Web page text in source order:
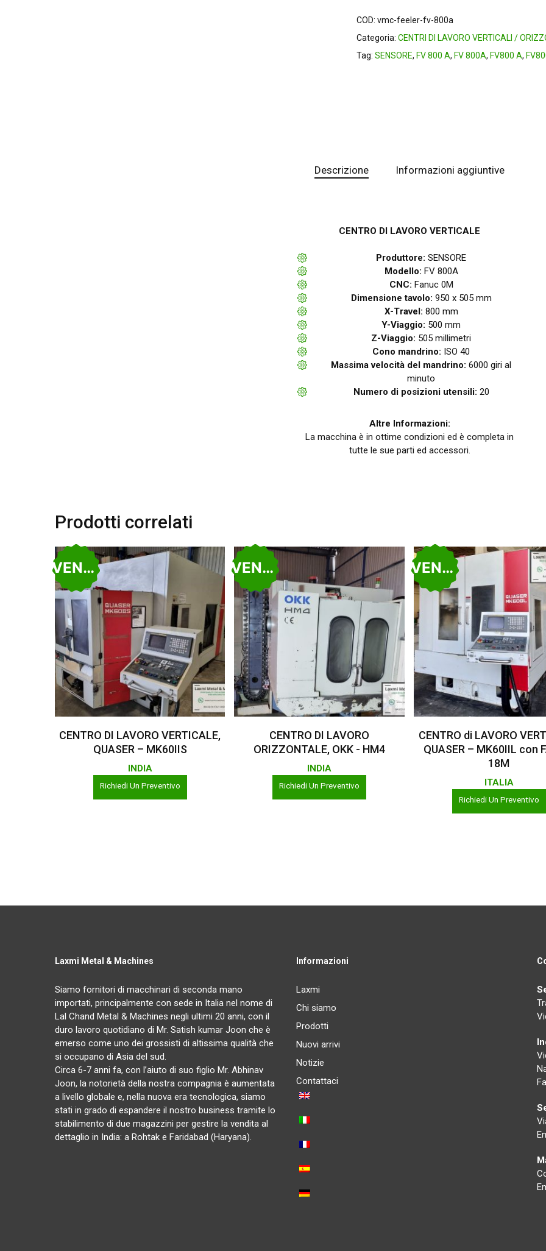
COD: vmc-feeler-fv-800a
Categoria: CENTRI DI LAVORO VERTICALI /
Tag: SENSORE, FV 800 A, FV 800A, FV800 A,
Descrizione Informazioni aggiuntive
CENTRO DI LAVORO VERTICALE
Produttore: SENSORE
Modello: FV 800A
CNC: Fanuc 0M
Dimensione tavolo: 950 x 505 mm
X-Travel: 800 mm
Y-Viaggio: 500 mm
Z-Viaggio: 505 millimetri
Cono mandrino: ISO 40
Massima velocità del mandrino: 6000 giri al
minuto
Numero di posizioni utensili: 20
Altre Informazioni:
La macchina è in ottime condizioni ed è completa in
tutte le sue parti ed accessori.
Prodotti correlati
VENDUTO
Leggi Tutto
CENTRO DI LAVORO VERTICALE,
QUASER – MK60IIS
INDIA
Richiedi Un Preventivo
VENDUTO
Leggi Tutto
CENTRO DI LAVORO
ORIZZONTALE, OKK - HM4
INDIA
Richiedi Un Preventivo
VENDUTO
Leggi Tutto
CENTRO di LAVORO
QUASER – MK60IIL con
18M
ITALIA
Richiedi Un Preventivo
Laxmi Metal & Machines
Siamo fornitori di macchinari di seconda mano
importati, principalmente con sede in Italia nel nome di
Lal Chand Metal & Machines negli ultimi 20 anni, con il
duro lavoro quotidiano di Mr. Satish kumar Joon che è
emerso come uno dei grossisti di altissima qualità che
si occupano di Asia del sud.
Circa 6-7 anni fa, con l’aiuto di suo figlio Mr. Abhinav
Joon, la notorietà della nostra compagnia è aumentata
a livello globale e, nella nuova era tecnologica, siamo
stati in grado di espandere il nostro business tramite lo
stabilimento di due magazzini per gestire la vendita al
dettaglio in India: a Rohtak e Faridabad (Haryana).
Informazioni
Laxmi
Chi siamo
Prodotti
Nuovi arrivi
Notizie
Contattaci